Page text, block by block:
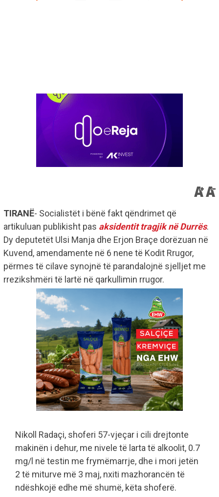
TIRANË- Socialistët i bënë fakt qëndrimet që
artikuluan publikisht pas aksidentit tragjik në Durrës.
Dy deputetët Ulsi Manja dhe Erjon Braçe dorëzuan në
Kuvend, amendamente në 6 nene të Kodit Rrugor,
përmes të cilave synojnë të parandalojnë sjelljet me
rrezikshmëri të lartë në qarkullimin rrugor.
Nikoll Radaçi, shoferi 57-vjeçar i cili drejtonte
makinën i dehur, me nivele të larta të alkoolit, 0.7
mg/l në testin me frymëmarrje, dhe i mori jetën
2 të miturve më 3 maj, nxiti mazhorancën të
ndëshkojë edhe më shumë, këta shoferë.